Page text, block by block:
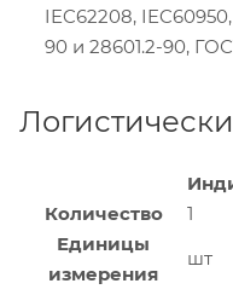
IEC62208,
90 и 28601.2-90,
Количество
1
Единицы
измерения
шт